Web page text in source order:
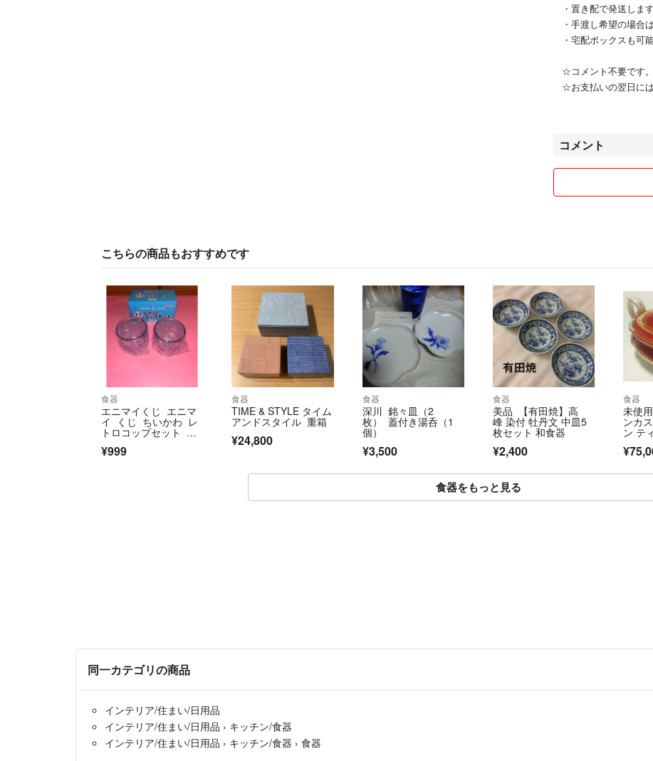
・置き配で発送します
・手渡し希望の場合
・宅配ボックスも可能
☆コメント不要です
☆お支払いの翌日に
配送事故の責任は負え
よろしくお願いいた
コメント
こちらの商品もおすすめです
食器
エニマイくじ エニマ
イ くじ ちいかわ レ
トロコップセット モ
モンガ 古本屋
¥999
食器
TIME & STYLE タイム
アンドスタイル 重箱
¥24,800
食器
深川 銘々皿（2
枚） 蓋付き湯呑（1
個）
¥3,500
食器
美品 【有田焼】高
峰 染付 牡丹文 中皿5
枚セット 和食器
¥2,400
食器
未使
ンカ
ン テ
食器をもっと見る
同一カテゴリの商品
インテリア/住まい/日用品
インテリア/住まい/日用品 › キッチン/食器
インテリア/住まい/日用品 › キッチン/食器 › 食器